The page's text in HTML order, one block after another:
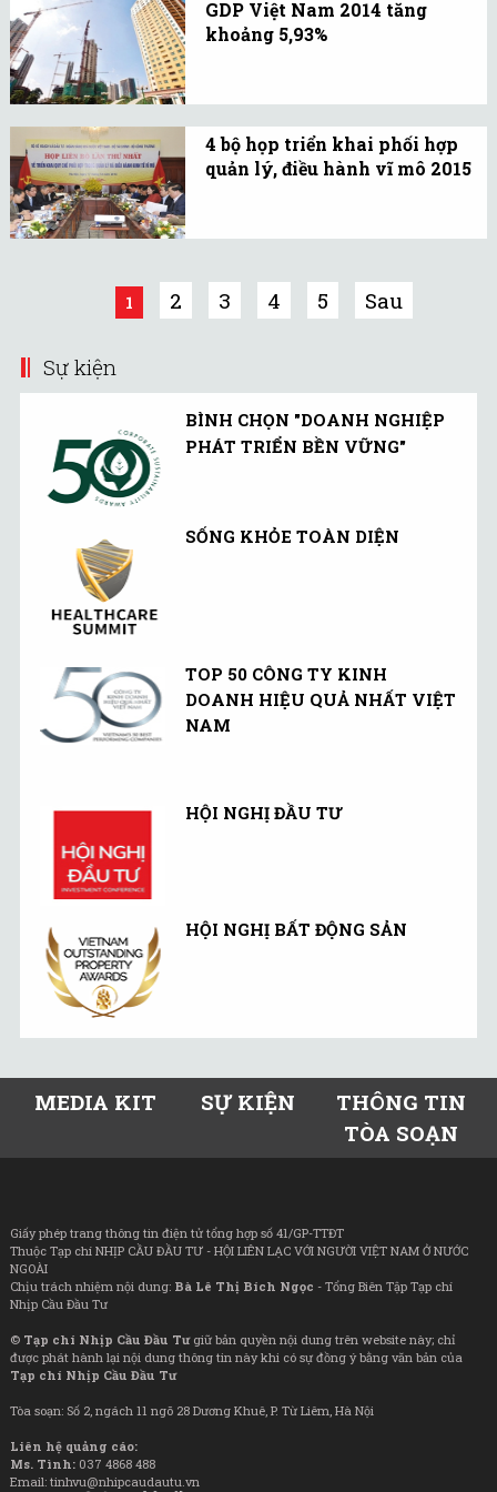
3.
đã đưa ra 3 kịch bản tăng
giá điện ở các mức độ cao
GDP Việt Nam 2014 tăng
khoảng 5,93%
doanh nghiệp có dấu
hiệu ấm lên...
4 bộ họp triển khai phối hợp
quản lý, điều hành vĩ mô 2015
chỉ tiêu vĩ mô 2015, hình
thành và củng cố tổ điều
1 2 3 4 5 Sau
Sự kiện
BÌNH CHỌN "DOANH NGHIỆP
PHÁT TRIỂN BỀN VỮNG"
SỐNG KHỎE TOÀN DIỆN
TOP 50 CÔNG TY KINH
DOANH HIỆU QUẢ NHẤT VIỆT
NAM
HỘI NGHỊ ĐẦU TƯ
HỘI NGHỊ BẤT ĐỘNG SẢN
MEDIA KIT SỰ KIỆN
THÔNG TIN
TÒA SOẠN
Giấy phép trang thông tin điện tử tổng hợp số 41/GP-TTĐT
Thuộc Tạp chí NHỊP CẦU ĐẦU TƯ - HỘI LIÊN LẠC VỚI NGƯỜI VIỆT NAM Ở NƯỚC
NGOÀI
Chịu trách nhiệm nội dung: Bà Lê Thị Bích Ngọc - Tổng Biên Tập Tạp chí
Nhịp Cầu Đầu Tư
© Tạp chí Nhịp Cầu Đầu Tưgiữ bản quyền nội dung trên website này; chỉ
được phát hành lại nội dung thông tin này khi có sự đồng ý bằng văn bản của
Tạp chí Nhịp Cầu Đầu Tư
Tòa soạn: Số 2, ngách 11 ngõ 28 Dương Khuê, P. Từ Liêm, Hà Nội
Liên hệ quảng cáo:
Ms. Tình: 037 4868 488
Email: tinhvu@nhipcaudautu.vn